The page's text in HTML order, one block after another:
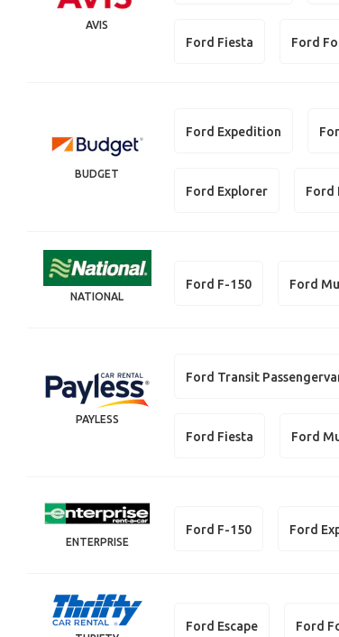
AVIS
Ford Fiesta Ford
BUDGET
Ford Expedition
Ford Explorer Ford
NATIONAL
Ford F-150 Ford
PAYLESS
Ford Transit
Ford Fiesta Ford
ENTERPRISE
Ford F-150 Ford
Ford Escape Ford